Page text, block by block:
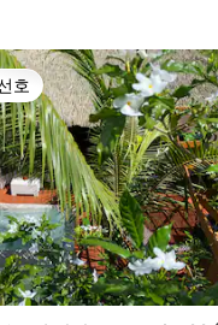
선호
호